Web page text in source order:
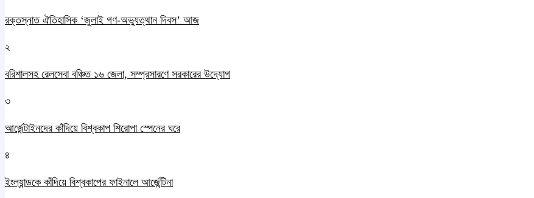
রক্তস্নাত ঐতিহাসিক ‌‘জুলাই গণ-অভ্যুত্থান দিবস’ আজ
২
বরিশালসহ রেলসেবা বঞ্চিত ১৬ জেলা, সম্প্রসারণে সরকারের উদ্যোগ
৩
আর্জেন্টাইনদের কাঁদিয়ে বিশ্বকাপ শিরোপা স্পেনের ঘরে
৪
ইংল্যান্ডকে কাঁদিয়ে বিশ্বকাপের ফাইনালে আর্জেন্টিনা